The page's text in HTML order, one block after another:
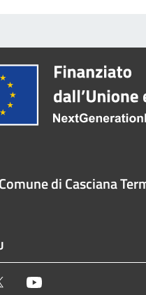
Comune di Casciana
Twitter